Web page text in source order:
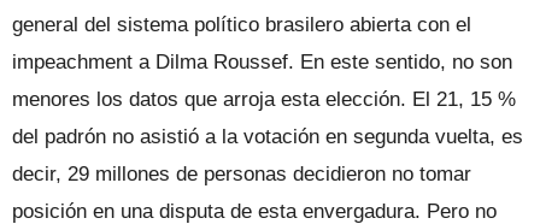
general del sistema político brasilero abierta con el
impeachment a Dilma Roussef. En este sentido, no son
menores los datos que arroja esta elección. El 21, 15 %
del padrón no asistió a la votación en segunda vuelta, es
decir, 29 millones de personas decidieron no tomar
posición en una disputa de esta envergadura. Pero no